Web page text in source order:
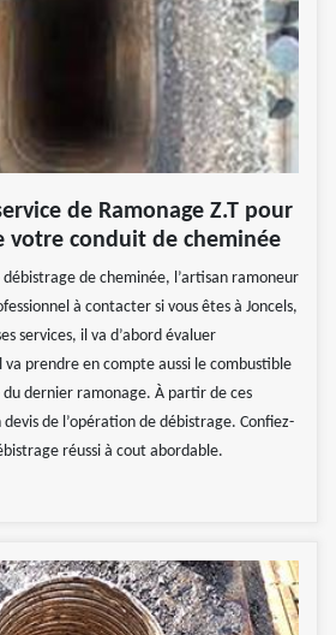
de Ramonage Z.T pour
votre conduit de cheminée
débistrage de cheminée, l’artisan ramoneur
à contacter si vous êtes à Joncels,
services, il va d’abord évaluer
prendre en compte aussi le combustible
dernier ramonage. À partir de ces
de l’opération de débistrage. Confiez-
réussi à cout abordable.